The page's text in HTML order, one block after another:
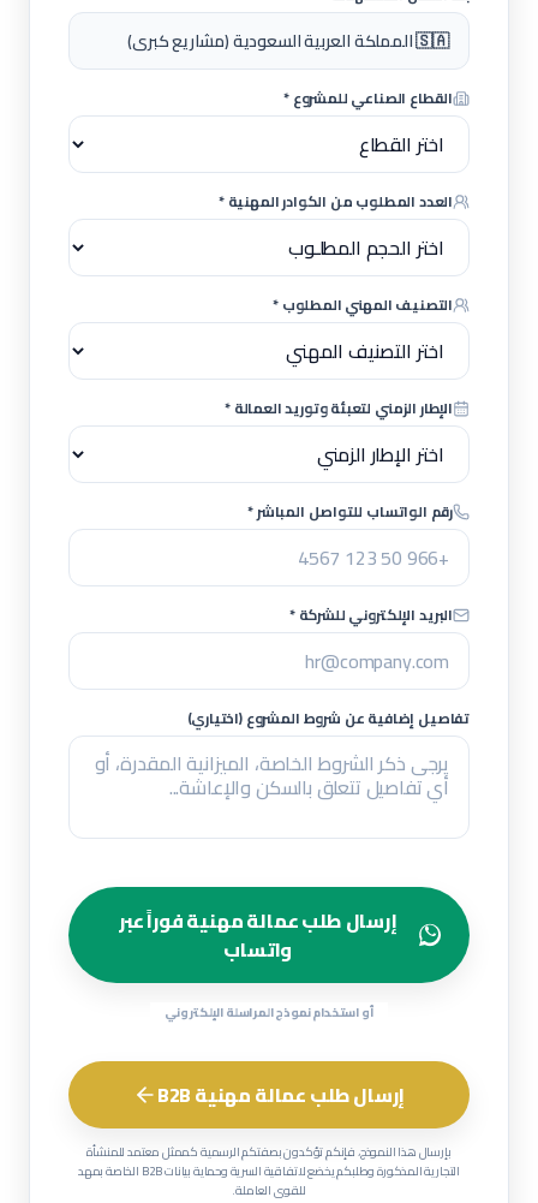
🇸🇦 المملكة العربية السعودية (مشاريع كبرى)
القطاع الصناعي للمشروع *
العدد المطلوب من الكوادر المهنية *
التصنيف المهني المطلوب *
الإطار الزمني لتعبئة وتوريد العمالة *
رقم الواتساب للتواصل المباشر *
البريد الإلكتروني للشركة *
تفاصيل إضافية عن شروط المشروع (اختياري)
إرسال طلب عمالة مهنية فوراً عبر
واتساب
أو استخدام نموذج المراسلة الإلكتروني
إرسال طلب عمالة مهنية B2B
بإرسال هذا النموذج، فإنكم تؤكدون بصفتكم الرسمية كممثل معتمد للمنشأة
التجارية المذكورة وطلبكم يخضع لاتفاقية السرية وحماية بيانات B2B الخاصة بمهد
للقوى العاملة.